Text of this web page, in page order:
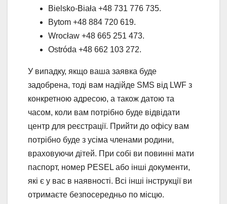
Bielsko-Biała +48 731 776 735.
Bytom +48 884 720 619.
Wrocław +48 665 251 473.
Ostróda +48 662 103 272.
У випадку, якщо ваша заявка буде
задобрена, тоді вам надійде SMS від LWF з
конкретною адресою, а також датою та
часом, коли вам потрібно буде відвідати
центр для реєстрації. Прийти до офісу вам
потрібно буде з усіма членами родини,
враховуючи дітей. При собі ви повинні мати
паспорт, номер PESEL або інші документи,
які є у вас в наявності. Всі інші інструкції ви
отримаєте безпосередньо по місцю.